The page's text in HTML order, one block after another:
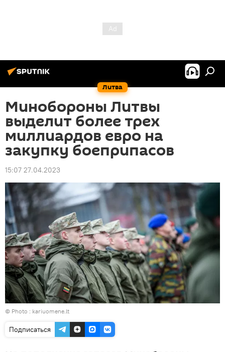
Литва
Минобороны Литвы
выделит более трех
миллиардов евро на
закупку боеприпасов
15:07 27.04.2023
© Photo : kariuomene.lt
Подписаться